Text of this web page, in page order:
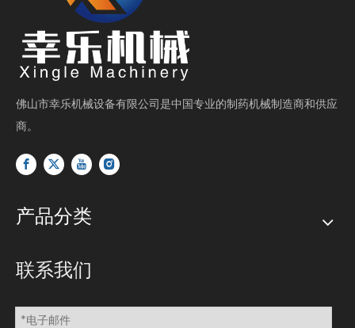
佛山市幸乐机械设备有限公司是中国专业的制药机械制造商和供应
商。
产品分类
联系我们